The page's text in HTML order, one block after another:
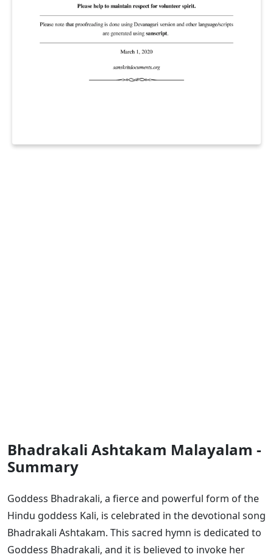
Bhadrakali Ashtakam Malayalam -
Summary
Goddess Bhadrakali, a fierce and powerful form of the
Hindu goddess Kali, is celebrated in the devotional song
Bhadrakali Ashtakam. This sacred hymn is dedicated to
Goddess Bhadrakali, and it is believed to invoke her